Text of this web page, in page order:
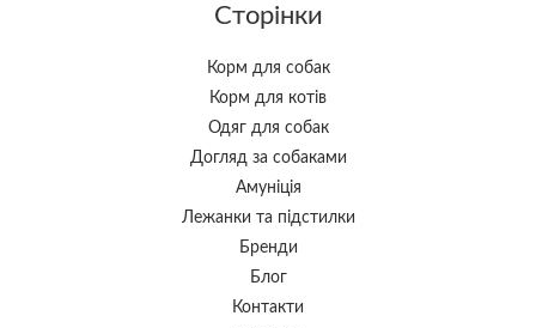
Сторінки
Корм для собак
Корм для котів
Одяг для собак
Догляд за собаками
Амуніція
Лежанки та підстилки
Бренди
Блог
Контакти